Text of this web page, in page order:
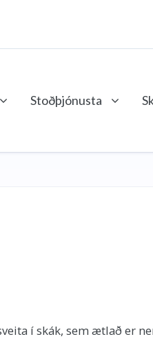
Stoðþjónusta
í skák, sem ætlað er